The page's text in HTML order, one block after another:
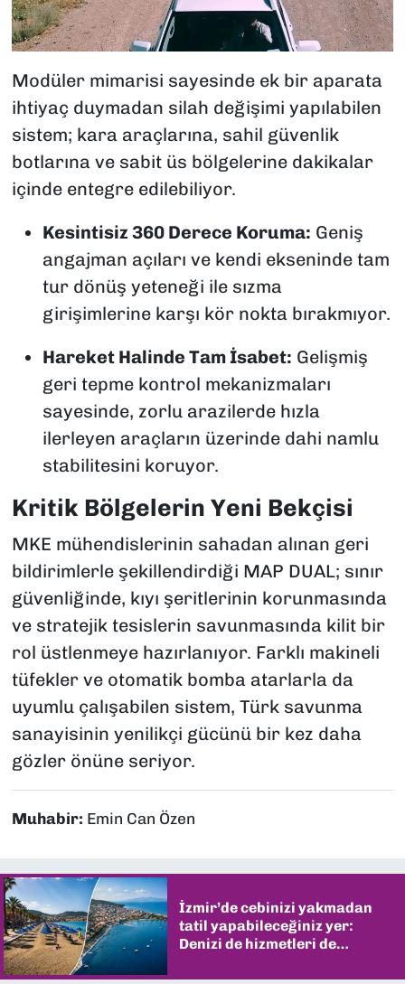
Modüler mimarisi sayesinde ek bir aparata
ihtiyaç duymadan silah değişimi yapılabilen
sistem; kara araçlarına, sahil güvenlik
botlarına ve sabit üs bölgelerine dakikalar
içinde entegre edilebiliyor.
Kesintisiz 360 Derece Koruma: Geniş
angajman açıları ve kendi ekseninde tam
tur dönüş yeteneği ile sızma
girişimlerine karşı kör nokta bırakmıyor.
Hareket Halinde Tam İsabet: Gelişmiş
geri tepme kontrol mekanizmaları
sayesinde, zorlu arazilerde hızla
ilerleyen araçların üzerinde dahi namlu
stabilitesini koruyor.
Kritik Bölgelerin Yeni Bekçisi
MKE mühendislerinin sahadan alınan geri
bildirimlerle şekillendirdiği MAP DUAL; sınır
güvenliğinde, kıyı şeritlerinin korunmasında
ve stratejik tesislerin savunmasında kilit bir
rol üstlenmeye hazırlanıyor. Farklı makineli
tüfekler ve otomatik bomba atarlarla da
uyumlu çalışabilen sistem, Türk savunma
sanayisinin yenilikçi gücünü bir kez daha
gözler önüne seriyor.
Muhabir: Emin Can Özen
İzmir’de cebinizi yakmadan
tatil yapabileceğiniz yer:
Denizi de hizmetleri de